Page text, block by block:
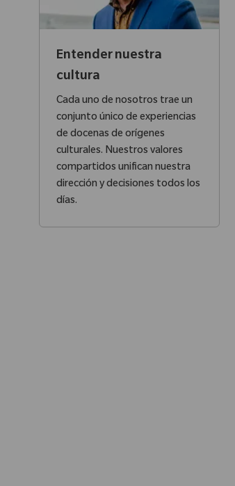
Entender nuestra
cultura
Cada uno de nosotros trae un
conjunto único de experiencias
de docenas de orígenes
culturales. Nuestros valores
compartidos unifican nuestra
dirección y decisiones todos los
días.